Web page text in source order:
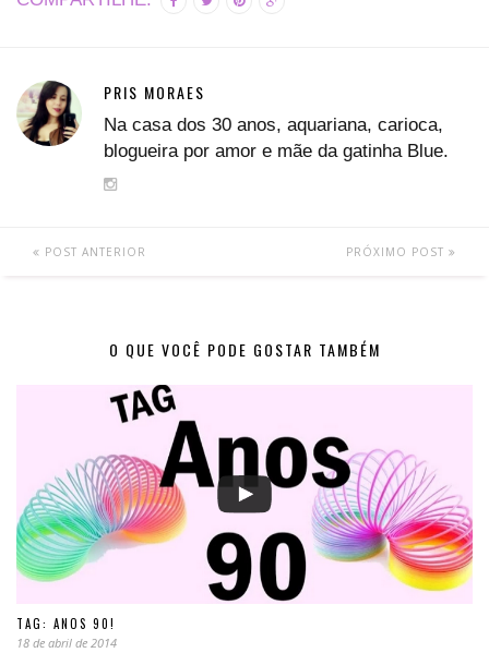
PRIS MORAES
Na casa dos 30 anos, aquariana, carioca,
blogueira por amor e mãe da gatinha Blue.
POST ANTERIOR PRÓXIMO POST
O QUE VOCÊ PODE GOSTAR TAMBÉM
TAG: ANOS 90!
18 de abril de 2014